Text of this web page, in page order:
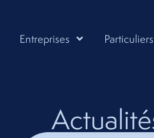
Entreprises Particuliers